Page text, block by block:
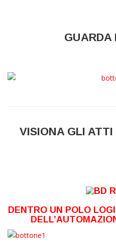
GUARDA
VISIONA GLI ATTI
DENTRO UN POLO